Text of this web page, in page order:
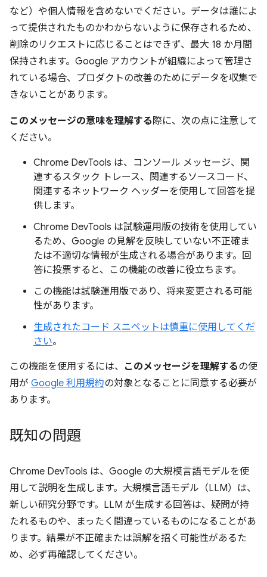
など）や個人情報を含めないでください。データは誰によ
って提供されたものかわからないように保存されるため、
削除のリクエストに応じることはできず、最大 18 か月間
保持されます。Google アカウントが組織によって管理さ
れている場合、プロダクトの改善のためにデータを収集で
きないことがあります。
このメッセージの意味を理解する 際に、次の点に注意して
ください。
Chrome DevTools は、コンソール メッセージ、関
連するスタック トレース、関連するソースコード、
関連するネットワーク ヘッダーを使用して回答を提
供します。
Chrome DevTools は試験運用版の技術を使用してい
るため、Google の見解を反映していない不正確ま
たは不適切な情報が生成される場合があります。回
答に投票すると、この機能の改善に役立ちます。
この機能は試験運用版であり、将来変更される可能
性があります。
生成されたコード スニペットは慎重に使用してくだ
さい。
この機能を使用するには、 このメッセージを理解するの使
用が Google 利用規約の対象となることに同意する必要が
あります。
既知の問題
Chrome DevTools は、Google の大規模言語モデルを使
用して説明を生成します。大規模言語モデル（LLM）は、
新しい研究分野です。LLM が生成する回答は、疑問が持
たれるものや、まったく間違っているものになることがあ
ります。結果が不正確または誤解を招く可能性があるた
め、必ず再確認してください。